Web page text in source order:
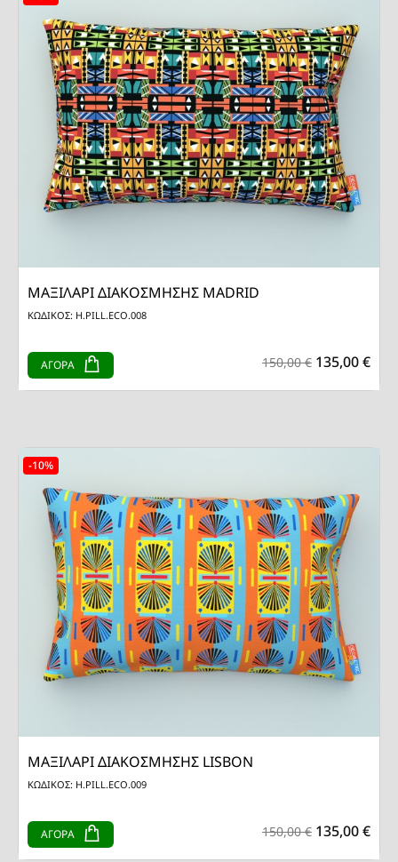
ΜΑΞΙΛΑΡΙ ΔΙΑΚΟΣΜΗΣΗΣ MADRID
ΚΩΔΙΚΟΣ: H.PILL.ECO.008
ΑΓΟΡΑ 150,00 € 135,00 €
ΜΑΞΙΛΑΡΙ ΔΙΑΚΟΣΜΗΣΗΣ LISBON
ΚΩΔΙΚΟΣ: H.PILL.ECO.009
ΑΓΟΡΑ 150,00 € 135,00 €
-10%